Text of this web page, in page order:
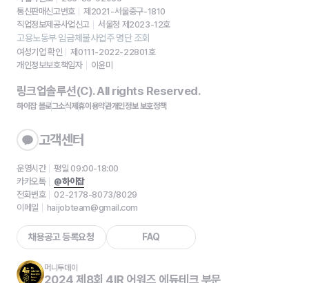
통신판매신고번호
제2021-서울중구-1810
직업정보제공사업신고
서울청 제2023-12호
고용노동부 임금체불사업주 명단 조회
여성기업 확인
제0111-2022-22801호
개인정보보호책임자
이윤미
링크업솔루션(C). All rights Reserved.
하이잡 블로그소식제휴이용약관개인정보 보호정책
고객센터
운영시간
평일 09:00-18:00
카카오톡
@하이잡
전화번호
02-2178-8073/8029
이메일
haijobteam@gmail.com
채용공고 등록요청 FAQ
머니투데이
2024 제8회 4IR 어워즈 에듀테크 부문